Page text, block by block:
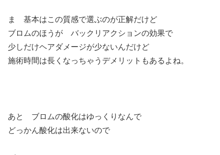
ま 基本はこの質感で選ぶのが正解だけど
ブロムのほうが バックリアクションの効果で
少しだけヘアダメージが少ないんだけど
施術時間は長くなっちゃうデメリットもあるよね。
あと ブロムの酸化はゆっくりなんで
どっかん酸化は出来ないので